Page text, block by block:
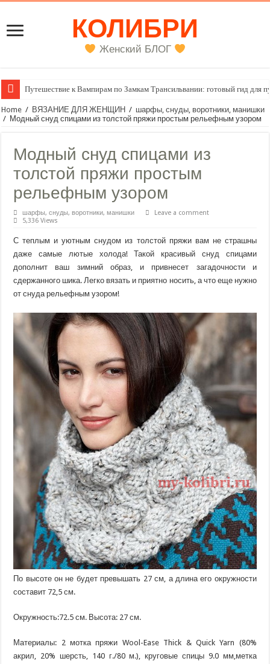
КОЛИБРИ
Женский БЛОГ
Путешествие к Вампирам по Замкам Трансильвании: готовый гид для
Женский внутренний голос
Home / ВЯЗАНИЕ ДЛЯ ЖЕНЩИН / шарфы, снуды, воротники, манишки
/ Модный снуд спицами из толстой пряжи простым рельефным узором
Модный снуд спицами из
толстой пряжи простым
рельефным узором
шарфы, снуды, воротники, манишки
Leave a comment
5,336 Views
С теплым и уютным снудом из толстой пряжи вам не страшны
даже самые лютые холода! Такой красивый снуд спицами
дополнит ваш зимний образ, и привнесет загадочности и
сдержанного шика. Легко вязать и приятно носить, а что еще нужно
от снуда рельефным узором!
По высоте он не будет превышать 27 см, а длина его окружности
составит 72,5 см.
Окружность:72.5 см. Высота: 27 см.
Материалы: 2 мотка пряжи Wool-Ease Thick & Quick Yarn (80%
акрил, 20% шерсть, 140 г./80 м.), круговые спицы 9.0 мм,метка